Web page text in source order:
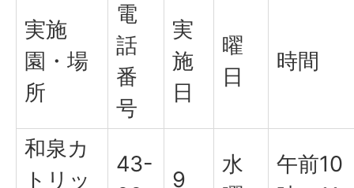
実施
園・場
所
電
話
番
号
実
施
日
曜
日
時間
和泉カ
トリッ
43-
9
水
午前10